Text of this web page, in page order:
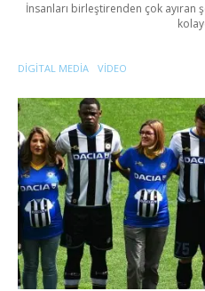
İnsanları birleştirenden çok
DIGITAL MEDIA VIDEO